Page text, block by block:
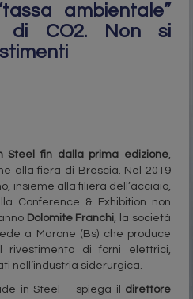
ambientale”
di CO2. Non si
Steel fin dalla prima edizione,
alla fiera di Brescia. Nel 2019
insieme alla filiera dell’acciaio,
Conference & Exhibition non
Dolomite Franchi, la società
a Marone (Bs) che produce
di forni elettrici,
nell’industria siderurgica.
in Steel – spiega il direttore